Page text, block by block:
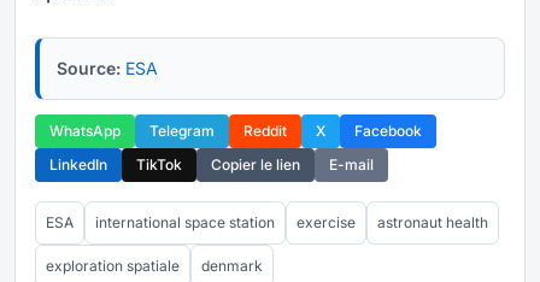
Source: ESA
WhatsApp Telegram Reddit X
Facebook
LinkedIn
TikTok Copier le lien E-mail
ESA international space station exercise astronaut health
exploration spatiale denmark